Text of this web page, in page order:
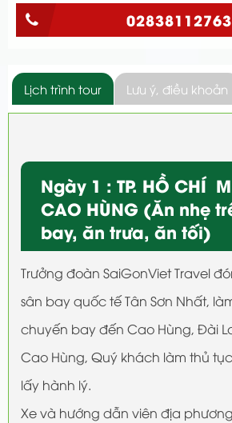
02838112763
Lịch trình tour Lưu ý, điều khoản
Ngày 1 : TP. HỒ CHÍ
CAO HÙNG (Ăn nhẹ
bay, ăn trưa, ăn tối)
Trưởng đoàn SaiGonViet Travel
sân bay quốc tế Tân Sơn Nhất,
chuyến bay đến Cao Hùng, Đài
Cao Hùng, Quý khách làm thủ
lấy hành lý.
Xe và hướng dẫn viên địa